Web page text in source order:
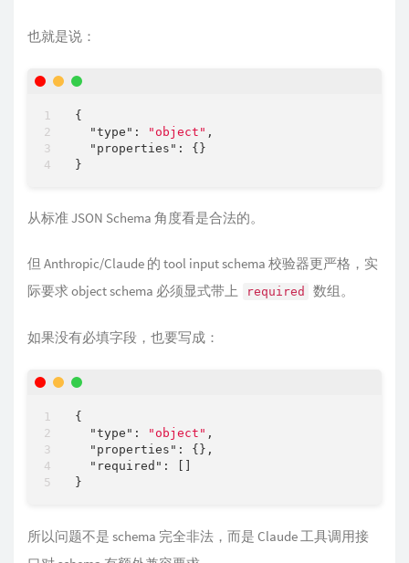
也就是说：
{
"type" : "object" ,
"properties" : {}
从标准 JSON Schema 角度看是合法的。
但 Anthropic/Claude 的 tool input schema 校验器更严格，实
际要求 object schema 必须显式带上
required 数组。
如果没有必填字段，也要写成：
{
"type" : "object" ,
"properties" : {},
"required" : []
所以问题不是 schema 完全非法，而是 Claude 工具调用接